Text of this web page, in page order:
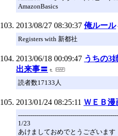
AmazonBasics
2013/08/27 08:30:37 俺ルール
Registers with 新都社
2013/06/18 00:09:47 うちの3
出来事〓
読者数17133人
2013/01/24 08:25:11 ＷＥＢ漫
1/23
あけましておめでとうございます